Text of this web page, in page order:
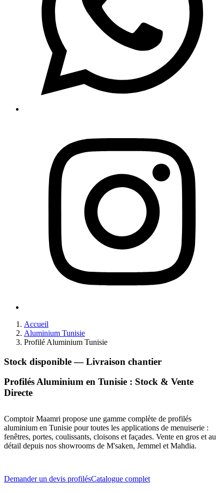
Accueil
Aluminium Tunisie
Profilé Aluminium Tunisie
Stock disponible — Livraison chantier
Profilés Aluminium en Tunisie : Stock & Vente
Directe
Comptoir Maamri propose une gamme complète de profilés
aluminium en Tunisie pour toutes les applications de menuiserie :
fenêtres, portes, coulissants, cloisons et façades. Vente en gros et au
détail depuis nos showrooms de M'saken, Jemmel et Mahdia.
Demander un devis profilésCatalogue complet